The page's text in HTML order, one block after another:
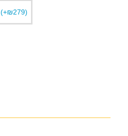
(+₪279)